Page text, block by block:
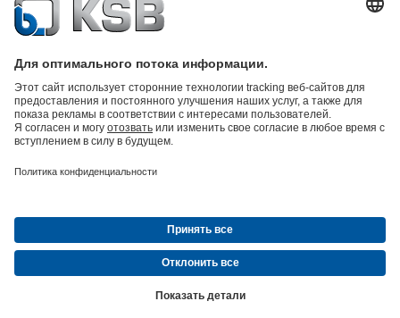
Техника очистки сточных водГидротехника
техникаИнженерное обеспечение зданийЭнергетика
Новости и событияПресс-релизы
Освобождение от ответственности